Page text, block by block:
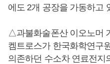
에도 2개 공장을 가동하고
△과불화술폰산 이오노머
켐트로스가 한국화학연구
의존하던 수소차 연료전지